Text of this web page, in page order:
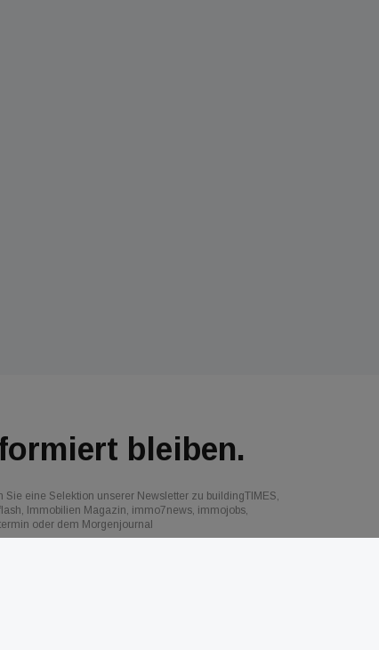
bleiben.
Sie eine Selektion unserer Newsletter zu buildingTIMES,
Immobilien Magazin, immo7news, immojobs,
oder dem Morgenjournal